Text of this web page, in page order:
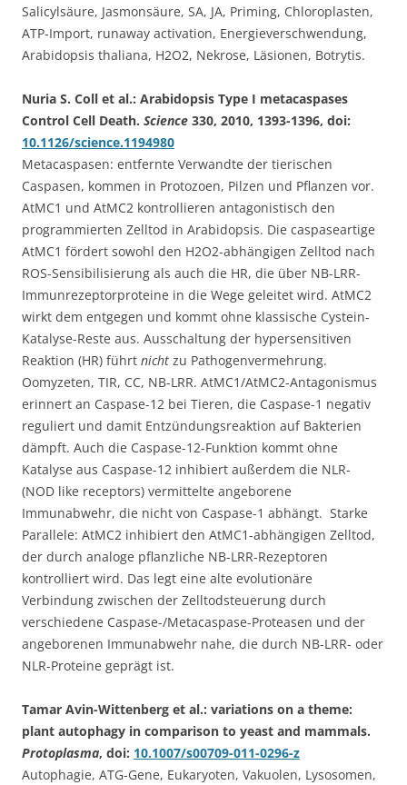
Salicylsäure, Jasmonsäure, SA, JA, Priming, Chloroplasten,
ATP-Import, runaway activation, Energieverschwendung,
Arabidopsis thaliana, H2O2, Nekrose, Läsionen, Botrytis.
Nuria S. Coll et al.: Arabidopsis Type I metacaspases
Control Cell Death. Science 330, 2010, 1393-1396, doi:
10.1126/science.1194980
Metacaspasen: entfernte Verwandte der tierischen
Caspasen, kommen in Protozoen, Pilzen und Pflanzen vor.
AtMC1 und AtMC2 kontrollieren antagonistisch den
programmierten Zelltod in Arabidopsis. Die caspaseartige
AtMC1 fördert sowohl den H2O2-abhängigen Zelltod nach
ROS-Sensibilisierung als auch die HR, die über NB-LRR-
Immunrezeptorproteine in die Wege geleitet wird. AtMC2
wirkt dem entgegen und kommt ohne klassische Cystein-
Katalyse-Reste aus. Ausschaltung der hypersensitiven
Reaktion (HR) führt nicht zu Pathogenvermehrung.
Oomyzeten, TIR, CC, NB-LRR. AtMC1/AtMC2-Antagonismus
erinnert an Caspase-12 bei Tieren, die Caspase-1 negativ
reguliert und damit Entzündungsreaktion auf Bakterien
dämpft. Auch die Caspase-12-Funktion kommt ohne
Katalyse aus Caspase-12 inhibiert außerdem die NLR-
(NOD like receptors) vermittelte angeborene
Immunabwehr, die nicht von Caspase-1 abhängt. Starke
Parallele: AtMC2 inhibiert den AtMC1-abhängigen Zelltod,
der durch analoge pflanzliche NB-LRR-Rezeptoren
kontrolliert wird. Das legt eine alte evolutionäre
Verbindung zwischen der Zelltodsteuerung durch
verschiedene Caspase-/Metacaspase-Proteasen und der
angeborenen Immunabwehr nahe, die durch NB-LRR- oder
NLR-Proteine geprägt ist.
Tamar Avin-Wittenberg et al.: variations on a theme:
plant autophagy in comparison to yeast and mammals.
Protoplasma, doi: 10.1007/s00709-011-0296-z
Autophagie, ATG-Gene, Eukaryoten, Vakuolen, Lysosomen,